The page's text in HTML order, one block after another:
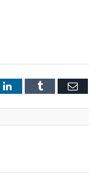
LinkedInTumblr Email